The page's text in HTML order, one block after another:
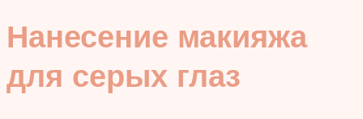
Нанесение макияжа
для серых глаз